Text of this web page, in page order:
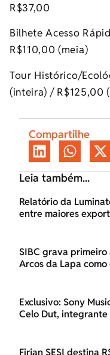
R$37,00
Bilhete Acesso
R$110,00 (meia)
Tour Histórico/
(inteira) / R$125,00
Compartilhe
Leia também...
Relatório da
entre maiores
SIBC grava
Arcos da Lapa
Exclusivo: Sony
Celo Dut, integrante
Firjan SESI destina